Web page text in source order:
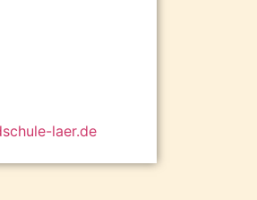
laer.de